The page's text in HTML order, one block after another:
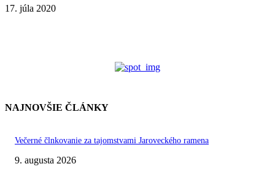
17. júla 2020
NAJNOVŠIE ČLÁNKY
Večerné člnkovanie za tajomstvami Jaroveckého ramena
9. augusta 2026